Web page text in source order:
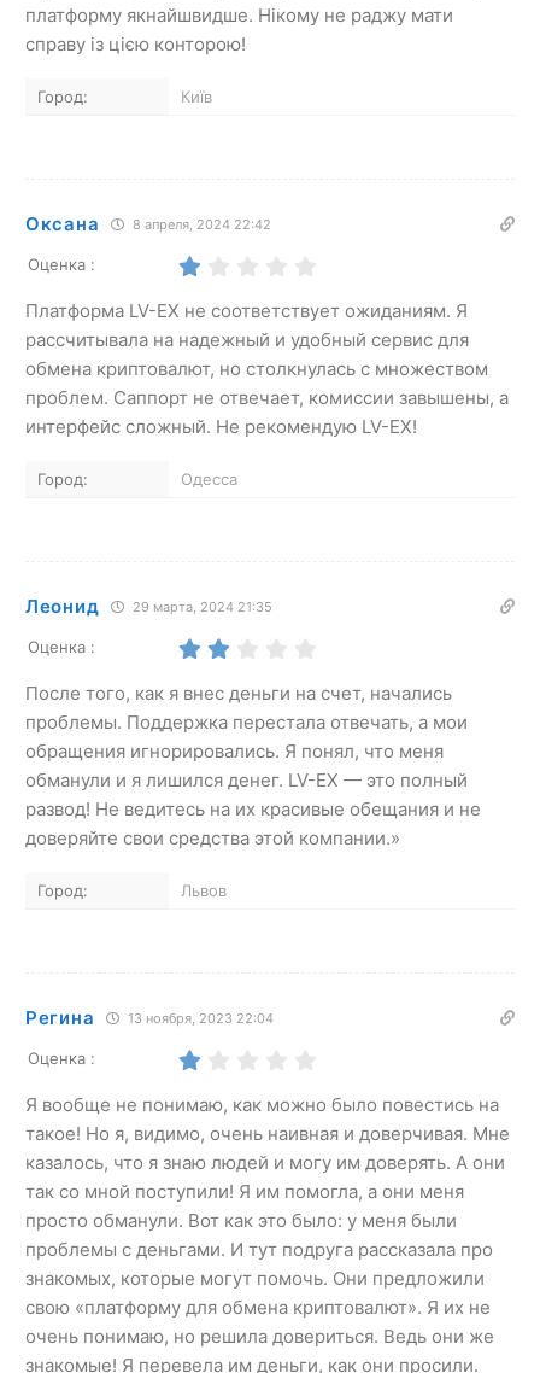
платформу якнайшвидше. Нікому не раджу мати
справу із цією конторою!
Город: Київ
Оксана 8 апреля, 2024 22:42
Оценка :
Платформа LV-EX не соответствует ожиданиям. Я
рассчитывала на надежный и удобный сервис для
обмена криптовалют, но столкнулась с множеством
проблем. Саппорт не отвечает, комиссии завышены, а
интерфейс сложный. Не рекомендую LV-EX!
Город: Одесса
Леонид 29 марта, 2024 21:35
Оценка :
После того, как я внес деньги на счет, начались
проблемы. Поддержка перестала отвечать, а мои
обращения игнорировались. Я понял, что меня
обманули и я лишился денег. LV-EX — это полный
развод! Не ведитесь на их красивые обещания и не
доверяйте свои средства этой компании.»
Город: Львов
Регина 13 ноября, 2023 22:04
Оценка :
Я вообще не понимаю, как можно было повестись на
такое! Но я, видимо, очень наивная и доверчивая. Мне
казалось, что я знаю людей и могу им доверять. А они
так со мной поступили! Я им помогла, а они меня
просто обманули. Вот как это было: у меня были
проблемы с деньгами. И тут подруга рассказала про
знакомых, которые могут помочь. Они предложили
свою «платформу для обмена криптовалют». Я их не
очень понимаю, но решила довериться. Ведь они же
знакомые! Я перевела им деньги, как они просили.